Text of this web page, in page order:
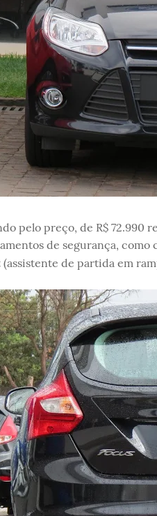
pelo preço, de R$ 72.990
de segurança, como
(assistente de partida em